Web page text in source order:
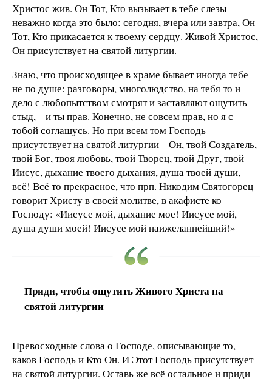
Христос жив. Он Тот, Кто вызывает в тебе слезы –
неважно когда это было: сегодня, вчера или завтра, Он
Тот, Кто прикасается к твоему сердцу. Живой Христос,
Он присутствует на святой литургии.
Знаю, что происходящее в храме бывает иногда тебе
не по душе: разговоры, многолюдство, на тебя то и
дело с любопытством смотрят и заставляют ощутить
стыд, – и ты прав. Конечно, не совсем прав, но я с
тобой соглашусь. Но при всем том Господь
присутствует на святой литургии – Он, твой Создатель,
твой Бог, твоя любовь, твой Творец, твой Друг, твой
Иисус, дыхание твоего дыхания, душа твоей души,
всё! Всё то прекрасное, что прп. Никодим Святогорец
говорит Христу в своей молитве, в акафисте ко
Господу: «Иисусе мой, дыхание мое! Иисусе мой,
душа души моей! Иисусе мой наижеланнейший!»
Приди, чтобы ощутить Живого Христа на
святой литургии
Превосходные слова о Господе, описывающие то,
каков Господь и Кто Он. И Этот Господь присутствует
на святой литургии. Оставь же всё остальное и приди